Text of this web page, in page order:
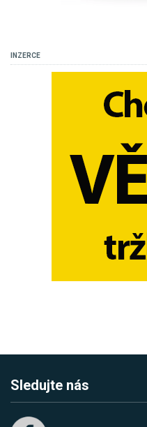
INZERCE
Sledujte nás